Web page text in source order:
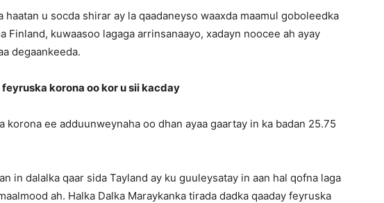
haatan u socda shirar ay la qaadaneyso waaxda maamul goboleedka
Finland, kuwaasoo lagaga arrinsanaayo, xadayn noocee ah ayay
degaankeeda.
korona oo kor u sii kacday
korona ee adduunweynaha oo dhan ayaa gaartay in ka badan 25.75
in dalalka qaar sida Tayland ay ku guuleysatay in aan hal qofna laga
ah. Halka Dalka Maraykanka tirada dadka qaaday feyruska